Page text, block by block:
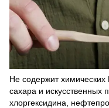
Не содержит
сахара и искусственных
хлоргексидина,